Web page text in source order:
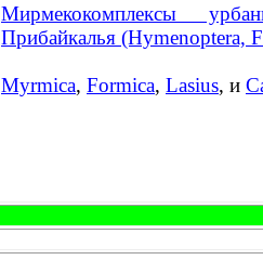
Мирмекокомплексы
Прибайкалья (Hymenoptera,
Myrmica, Formica, Lasius, и